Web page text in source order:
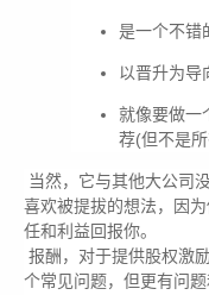
是一个不错
以晋升为导
就像要做一
荐(但不是
当然，它与其他大公司
喜欢被提拔的想法，因
任和利益回报你。
报酬，对于提供股权激
个常见问题，但更有问